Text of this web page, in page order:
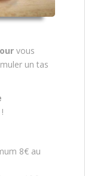
vous
un tas
8€ au